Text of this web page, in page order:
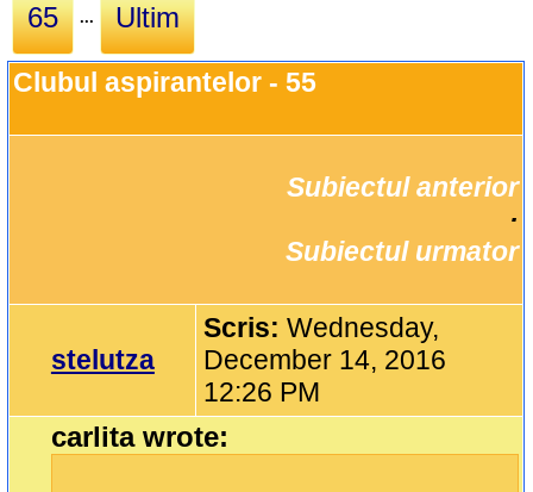
65 ... Ultim
Clubul aspirantelor - 55
Subiectul anterior
Subiectul urmator
stelutza
Scris:Wednesday,
December 14, 2016
12:26 PM
carlita wrote: